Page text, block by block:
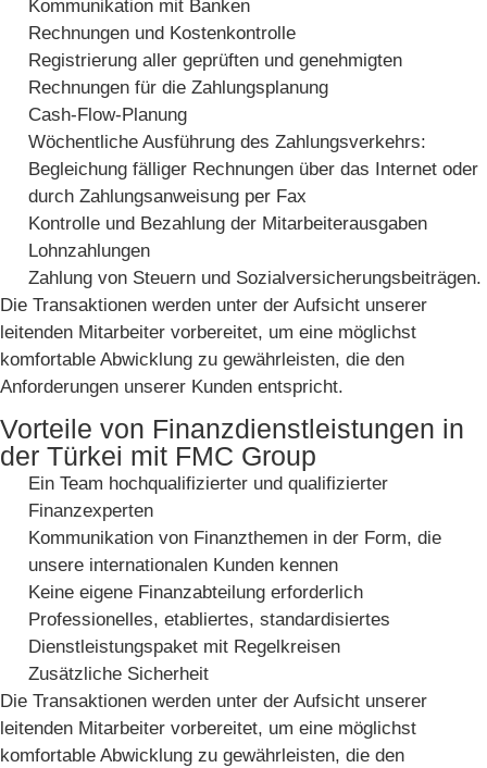
Kommunikation mit Banken
Rechnungen und Kostenkontrolle
Registrierung aller geprüften und genehmigten
Rechnungen für die Zahlungsplanung
Cash-Flow-Planung
Wöchentliche Ausführung des Zahlungsverkehrs:
Begleichung fälliger Rechnungen über das Internet oder
durch Zahlungsanweisung per Fax
Kontrolle und Bezahlung der Mitarbeiterausgaben
Lohnzahlungen
Zahlung von Steuern und Sozialversicherungsbeiträgen.
Die Transaktionen werden unter der Aufsicht unserer
leitenden Mitarbeiter vorbereitet, um eine möglichst
komfortable Abwicklung zu gewährleisten, die den
Anforderungen unserer Kunden entspricht.
Vorteile von Finanzdienstleistungen in
der Türkei mit FMC Group
Ein Team hochqualifizierter und qualifizierter
Finanzexperten
Kommunikation von Finanzthemen in der Form, die
unsere internationalen Kunden kennen
Keine eigene Finanzabteilung erforderlich
Professionelles, etabliertes, standardisiertes
Dienstleistungspaket mit Regelkreisen
Zusätzliche Sicherheit
Die Transaktionen werden unter der Aufsicht unserer
leitenden Mitarbeiter vorbereitet, um eine möglichst
komfortable Abwicklung zu gewährleisten, die den